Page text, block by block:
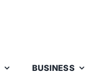
BUSINESS